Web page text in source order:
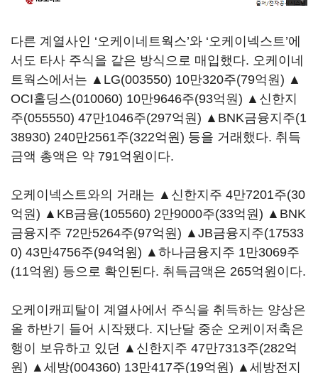
다른 계열사인 ‘오케이네트웍스’와 ‘오케이넥스트’에
서도 타사 주식을 같은 방식으로 매입했다. 오케이네
트웍스에서는 ▲ LG(003550) 10만320주(79억원) ▲
OCI홀딩스(010060) 10만9646주(93억원) ▲ 신한지
주(055550) 47만1046주(297억원) ▲ BNK금융지주(1
38930) 240만2561주(322억원) 등을 거래했다. 취득
금액 총액은 약 791억원이다.
오케이넥스트와의 거래는 ▲신한지주 4만7201주(30
억원) ▲ KB금융(105560) 2만9000주(33억원) ▲BNK
금융지주 72만5264주(97억원) ▲ JB금융지주(17533
0) 43만4756주(94억원) ▲하나금융지주 1만3069주
(11억원) 등으로 확인된다. 취득금액은 265억원이다.
오케이캐피탈이 계열사에서 주식을 취득하는 양상은
올 하반기 들어 시작됐다. 지난달 중순 오케이저축은
행이 보유하고 있던 ▲신한지주 47만7313주(282억
원) ▲ 세방(004360) 13만417주(19억원) ▲ 세방전지